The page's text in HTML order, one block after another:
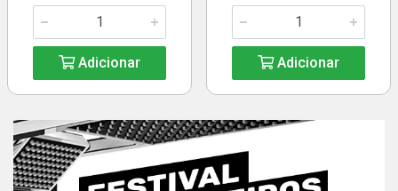
Adicionar Adicionar